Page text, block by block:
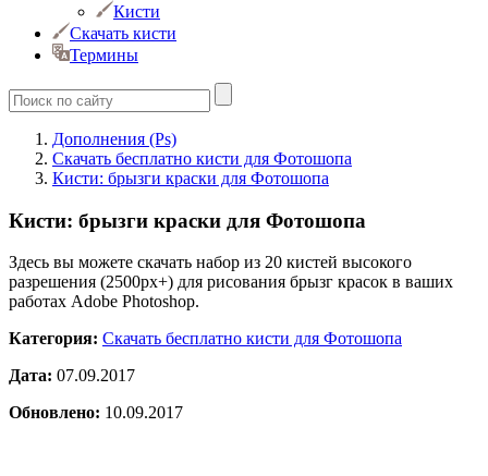
Кисти
Скачать кисти
Термины
Дополнения (Ps)
Скачать бесплатно кисти для Фотошопа
Кисти: брызги краски для Фотошопа
Кисти: брызги краски для Фотошопа
Здесь вы можете скачать набор из 20 кистей высокого
разрешения (2500px+) для рисования брызг красок в ваших
работах Adobe Photoshop.
Категория: Скачать бесплатно кисти для Фотошопа
Дата: 07.09.2017
Обновлено: 10.09.2017